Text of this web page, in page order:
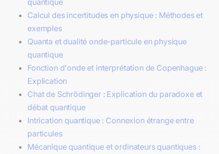
Calcul des incertitudes en physique : Méthodes et
exemples
Quanta et dualité onde-particule en physique
quantique
Fonction d'onde et interprétation de Copenhague :
Explication
Chat de Schrödinger : Explication du paradoxe et
débat quantique
Intrication quantique : Connexion étrange entre
particules
Mécanique quantique et ordinateurs quantiques :